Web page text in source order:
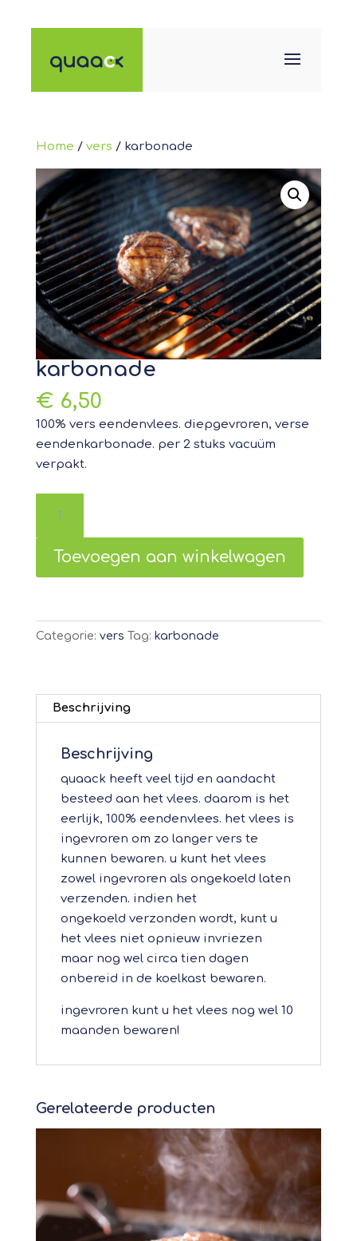
Home / vers / karbonade
karbonade
€ 6,50
100% vers eendenvlees. diepgevroren, verse
eendenkarbonade. per 2 stuks vacuüm
verpakt.
aantal
Toevoegen aan winkelwagen
Categorie: vers Tag: karbonade
Beschrijving
Beschrijving
quaack heeft veel tijd en aandacht
besteed aan het vlees. daarom is het
eerlijk, 100% eendenvlees. het vlees is
ingevroren om zo langer vers te
kunnen bewaren. u kunt het vlees
zowel ingevroren als ongekoeld laten
verzenden. indien het
ongekoeld verzonden wordt, kunt u
het vlees niet opnieuw invriezen
maar nog wel circa tien dagen
onbereid in de koelkast bewaren.
ingevroren kunt u het vlees nog wel 10
maanden bewaren!
Gerelateerde producten